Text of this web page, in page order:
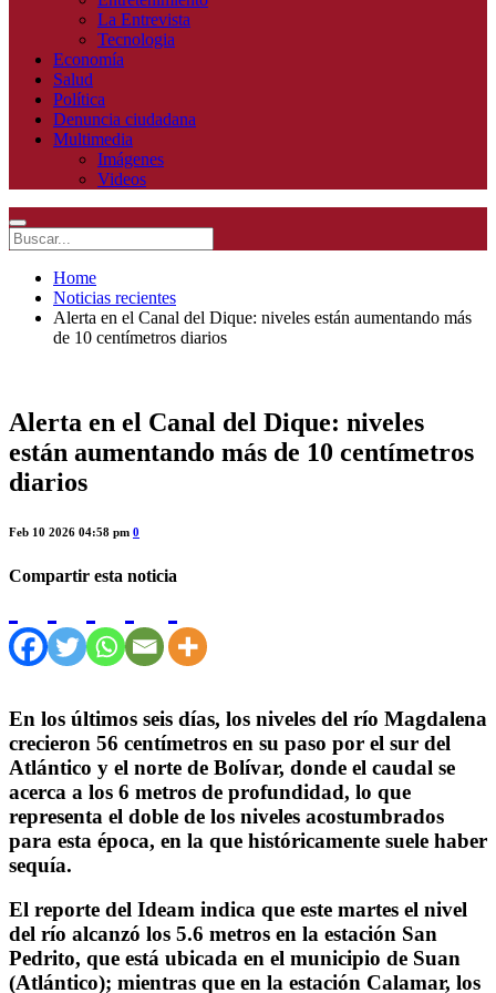
La Entrevista
Tecnologia
Economía
Salud
Política
Denuncia ciudadana
Multimedia
Imágenes
Videos
Home
Noticias recientes
Alerta en el Canal del Dique: niveles están aumentando más
de 10 centímetros diarios
Alerta en el Canal del Dique: niveles
están aumentando más de 10 centímetros
diarios
Feb 10 2026 04:58 pm 0
Compartir esta noticia
En los últimos seis días, los niveles del río Magdalena
crecieron 56 centímetros en su paso por el sur del
Atlántico y el norte de Bolívar, donde el caudal se
acerca a los 6 metros de profundidad, lo que
representa el doble de los niveles acostumbrados
para esta época, en la que históricamente suele haber
sequía.
El reporte del Ideam indica que este martes el nivel
del río alcanzó los 5.6 metros en la estación San
Pedrito, que está ubicada en el municipio de Suan
(Atlántico); mientras que en la estación Calamar, los